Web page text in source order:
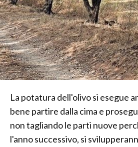
La potatura dell'olivo si esegue
bene partire dalla cima e
non tagliando le parti nuove
l'anno successivo, si